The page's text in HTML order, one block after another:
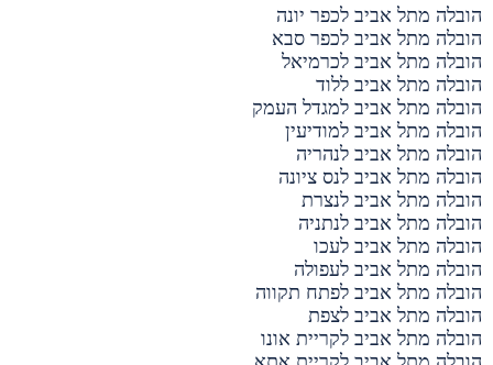
הובלה מתל אביב לכפר יונה
הובלה מתל אביב לכפר סבא
הובלה מתל אביב לכרמיאל
הובלה מתל אביב ללוד
הובלה מתל אביב למגדל העמק
הובלה מתל אביב למודיעין
הובלה מתל אביב לנהריה
הובלה מתל אביב לנס ציונה
הובלה מתל אביב לנצרת
הובלה מתל אביב לנתניה
הובלה מתל אביב לעכו
הובלה מתל אביב לעפולה
הובלה מתל אביב לפתח תקווה
הובלה מתל אביב לצפת
הובלה מתל אביב לקריית אונו